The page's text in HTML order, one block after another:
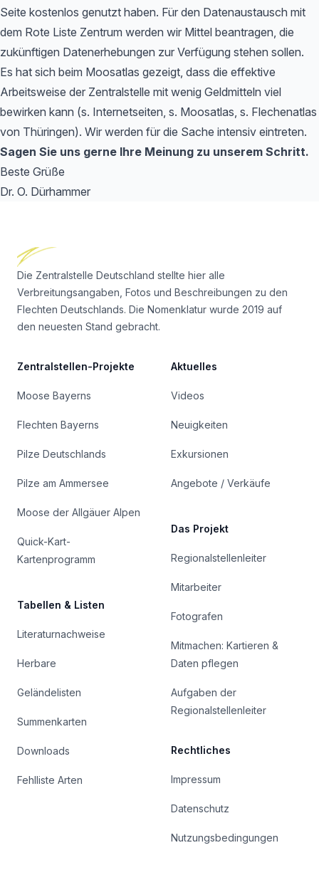
Seite kostenlos genutzt haben. Für den Datenaustausch mit
dem Rote Liste Zentrum werden wir Mittel beantragen, die
zukünftigen Datenerhebungen zur Verfügung stehen sollen.
Es hat sich beim Moosatlas gezeigt, dass die effektive
Arbeitsweise der Zentralstelle mit wenig Geldmitteln viel
bewirken kann (s. Internetseiten, s. Moosatlas, s. Flechenatlas
von Thüringen). Wir werden für die Sache intensiv eintreten.
Sagen Sie uns gerne Ihre Meinung zu unserem Schritt.
Beste Grüße
Dr. O. Dürhammer
Die Zentralstelle Deutschland stellte hier alle
Verbreitungsangaben, Fotos und Beschreibungen zu den
Flechten Deutschlands. Die Nomenklatur wurde 2019 auf
den neuesten Stand gebracht.
Zentralstellen-Projekte
Moose Bayerns
Flechten Bayerns
Pilze Deutschlands
Pilze am Ammersee
Moose der Allgäuer Alpen
Quick-Kart-
Kartenprogramm
Tabellen & Listen
Literaturnachweise
Herbare
Geländelisten
Summenkarten
Downloads
Fehlliste Arten
Aktuelles
Videos
Neuigkeiten
Exkursionen
Angebote / Verkäufe
Das Projekt
Regionalstellenleiter
Mitarbeiter
Fotografen
Mitmachen: Kartieren &
Daten pflegen
Aufgaben der
Regionalstellenleiter
Rechtliches
Impressum
Datenschutz
Nutzungsbedingungen